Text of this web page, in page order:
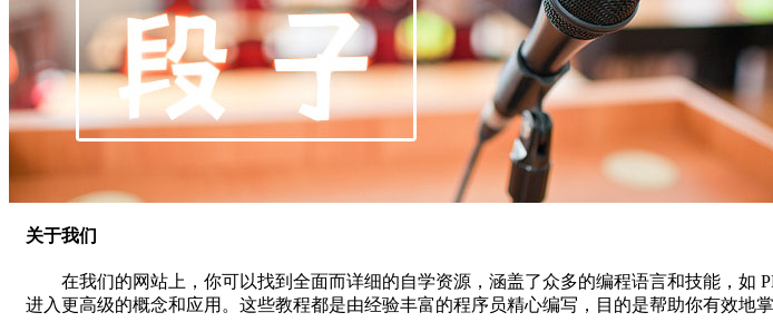
关于我们
在我们的网站上，你可以找到全面而详细的自学资源，涵盖了众多的编程语言和技能，如
进入更高级的概念和应用。这些教程都是由经验丰富的程序员精心编写，目的是帮助你有效地